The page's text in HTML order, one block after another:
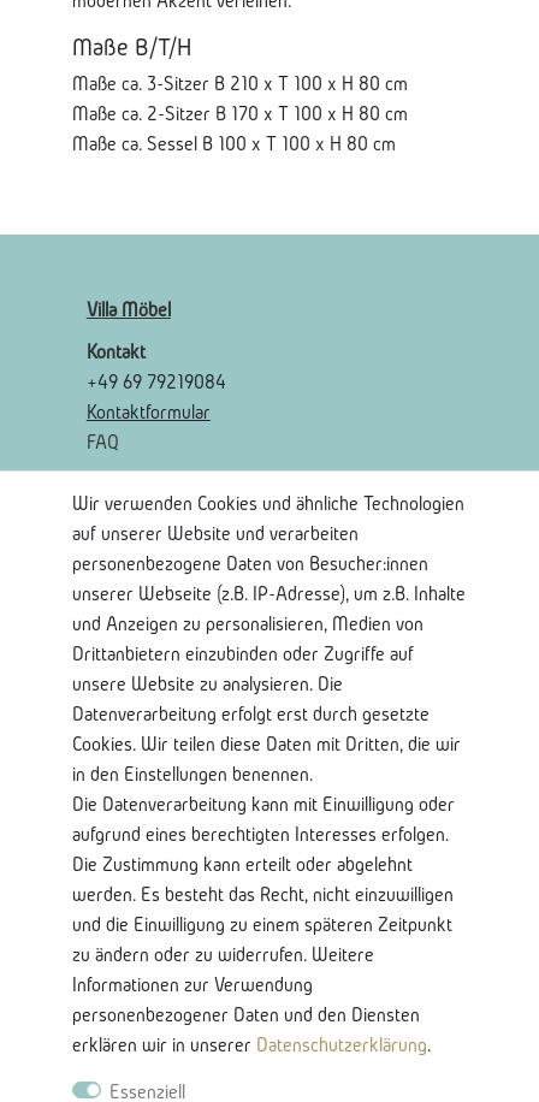
Maße B/T/H
Maße ca. 3-Sitzer B 210 x T 100 x H 80 cm
Maße ca. 2-Sitzer B 170 x T 100 x H 80 cm
Maße ca. Sessel B 100 x T 100 x H 80 cm
Villa Möbel
Kontakt
+49 69 79219084
Kontaktformular
FAQ
Rechtliches
Widerrufsrecht
Widerrufsformular
Impressum
Shop Service
Kontaktseite
Mein Konto
Über Uns
Lieferung und Retoure
Bankkontodaten
Nützliche Informationen
Glossar-Ratgeberinhalten
Produkteigenschaften & Pflege
Wir verwenden Cookies und ähnliche Technologien
auf unserer Website und verarbeiten
personenbezogene Daten von Besucher:innen
unserer Webseite (z.B. IP-Adresse), um z.B. Inhalte
und Anzeigen zu personalisieren, Medien von
Drittanbietern einzubinden oder Zugriffe auf
unsere Website zu analysieren. Die
Datenverarbeitung erfolgt erst durch gesetzte
Cookies. Wir teilen diese Daten mit Dritten, die wir
in den Einstellungen benennen.
Die Datenverarbeitung kann mit Einwilligung oder
aufgrund eines berechtigten Interesses erfolgen.
Die Zustimmung kann erteilt oder abgelehnt
werden. Es besteht das Recht, nicht einzuwilligen
und die Einwilligung zu einem späteren Zeitpunkt
zu ändern oder zu widerrufen. Weitere
Informationen zur Verwendung
personenbezogener Daten und den Diensten
erklären wir in unserer Daten­schutz­erklärung.
Essenziell